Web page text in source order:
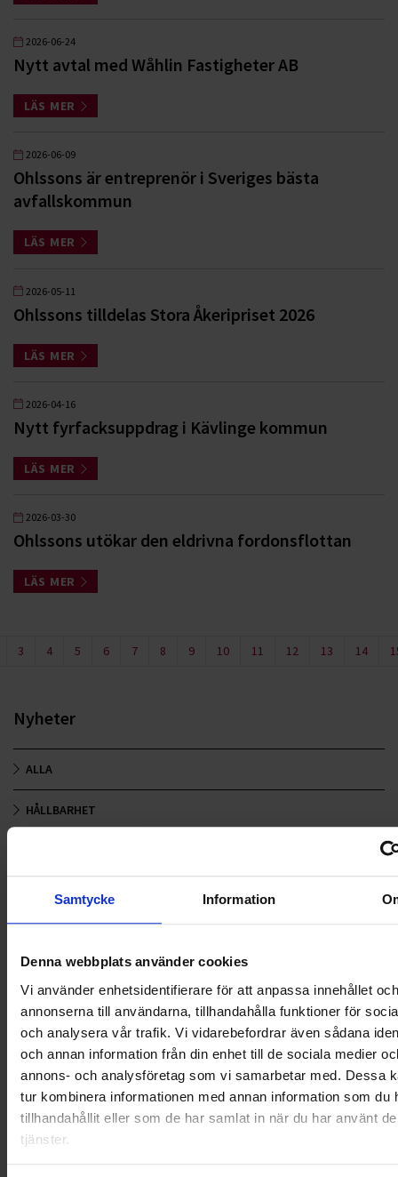
Samtycke Information
Denna webbplats använder cookies
Vi använder enhetsidentifierare för att anpassa innehållet och
annonserna till användarna, tillhandahålla funktioner för
och analysera vår trafik. Vi vidarebefordrar även sådana
och annan information från din enhet till de sociala medier
annons- och analysföretag som vi samarbetar med. Dessa
tur kombinera informationen med annan information som du
tillhandahållit eller som de har samlat in när du har använt
tjänster.
2026-06-24
Nytt avtal med Wåhlin Fastigheter AB
LÄS MER
2026-06-09
Ohlssons är entreprenör i Sveriges bästa
avfallskommun
LÄS MER
2026-05-11
Ohlssons tilldelas Stora Åkeripriset 2026
LÄS MER
2026-04-16
Nytt fyrfacksuppdrag i Kävlinge kommun
LÄS MER
2026-03-30
Ohlssons utökar den eldrivna fordonsflottan
LÄS MER
3 4 5 6 7 8 9 10 11 12 13 14
Nyheter
ALLA
HÅLLBARHET
OHLSSONS REGION SYD
OHLSSONS REGION VÄST
OHLSSONSKOLLEGOR
RENHÅLLNING
SAMARBETEN